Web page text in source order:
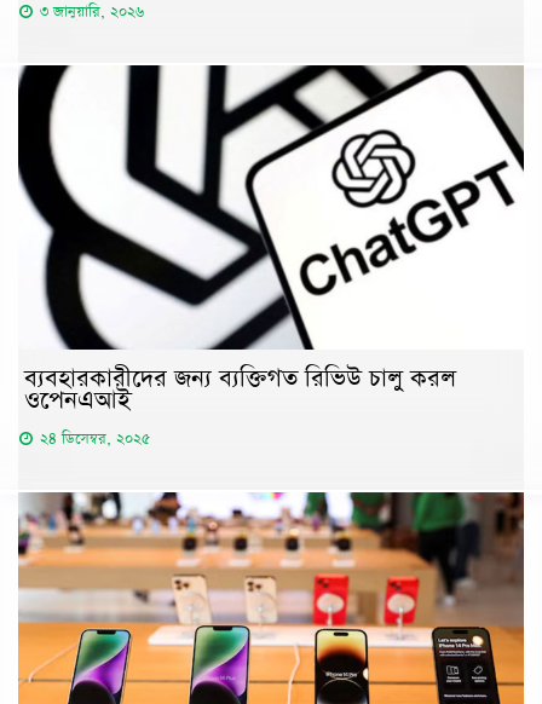
৩ জানুয়ারি, ২০২৬
ব্যবহারকারীদের জন্য ব্যক্তিগত রিভিউ চালু করল
ওপেনএআই
২৪ ডিসেম্বর, ২০২৫